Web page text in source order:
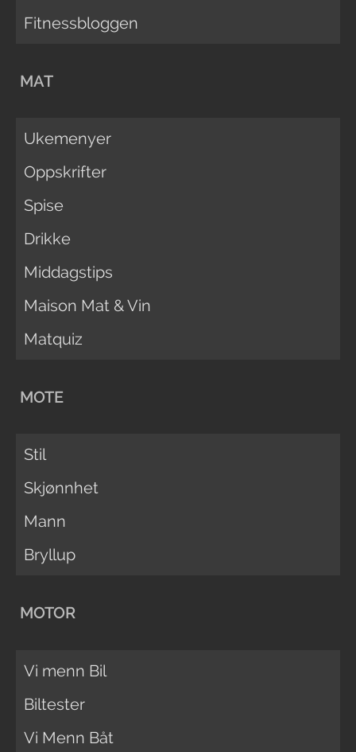
Fitnessbloggen
MAT
Ukemenyer
Oppskrifter
Spise
Drikke
Middagstips
Maison Mat & Vin
Matquiz
MOTE
Stil
Skjønnhet
Mann
Bryllup
MOTOR
Vi menn Bil
Biltester
Vi Menn Båt